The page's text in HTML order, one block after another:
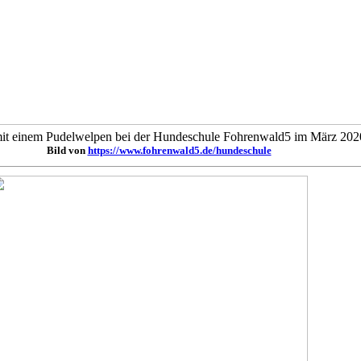
einem Pudelwelpen bei der Hundeschule Fohrenwald5 im März
Bild von https://www.fohrenwald5.de/hundeschule